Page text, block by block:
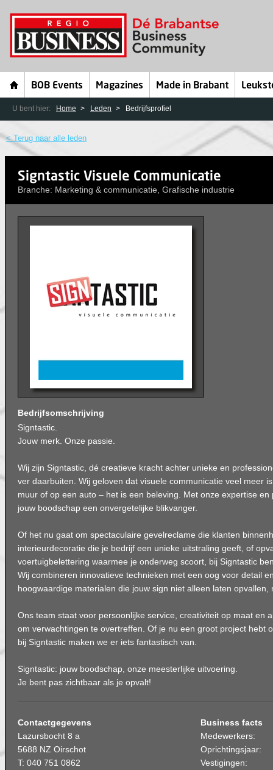
BOB Events Magazines Made in Brabant
U bent hier: Home Leden Bedrijfsprofiel
< Terug naar alle leden
Signtastic Visuele Communicatie
Branche: Marketing & communicatie, Grafische industrie
Bedrijfsomschrijving
Signtastic.
Jouw merk. Onze passie.
Wij zijn Signtastic, dé creatieve kracht achter unieke en
ver daarbuiten. Wij geloven dat visuele communicatie veel meer
muur of op een auto – het is een beleving. Met onze expertise en
jouw boodschap een onvergetelijke blikvanger.
Of het nu gaat om spectaculaire gevelreclame die klanten
interieurdecoratie die je bedrijf een unieke uitstraling geeft, of
voertuigbelettering waarmee je onderweg scoort, bij Signtastic
Wij combineren innovatieve technieken met een oog voor detail
hoogwaardige materialen die jouw sign niet alleen laten
Ons team staat voor persoonlijke service, creativiteit op maat en
om verwachtingen te overtreffen. Of je nu een groot project hebt
bij Signtastic maken we er iets fantastisch van.
Signtastic: jouw boodschap, onze meesterlijke uitvoering.
Je bent pas zichtbaar als je opvalt!
Contactgegevens
Lazursbocht 8 a
5688 NZ Oirschot
T: 040 751 0862
Business facts
Medewerkers:
Oprichtingsjaar:
Vestigingen: